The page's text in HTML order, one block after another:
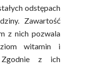
odstępach
Zawartość
z nich pozwala
witamin i
Zgodnie z ich
Baza Warzyw I
Kalendarz Warzyw I
Owoców
Fakty O Sokach
Jakość Soków